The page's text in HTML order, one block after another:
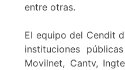
entre otras.
El equipo del Cendit
instituciones
Movilnet, Cantv,